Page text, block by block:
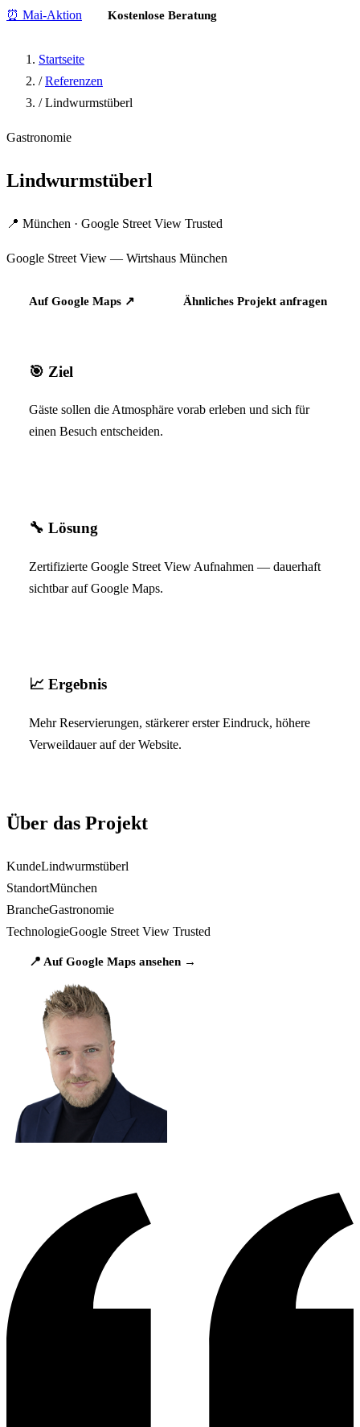
⏰ Mai-Aktion Kostenlose Beratung
Startseite
/ Referenzen
/ Lindwurmstüberl
Gastronomie
Lindwurmstüberl
📍 München · Google Street View Trusted
Google Street View — Wirtshaus München
Auf Google Maps ↗ Ähnliches Projekt anfragen
🎯 Ziel
Gäste sollen die Atmosphäre vorab erleben und sich für
einen Besuch entscheiden.
🔧 Lösung
Zertifizierte Google Street View Aufnahmen — dauerhaft
sichtbar auf Google Maps.
📈 Ergebnis
Mehr Reservierungen, stärkerer erster Eindruck, höhere
Verweildauer auf der Website.
Über das Projekt
KundeLindwurmstüberl
StandortMünchen
BrancheGastronomie
TechnologieGoogle Street View Trusted
📍 Auf Google Maps ansehen →